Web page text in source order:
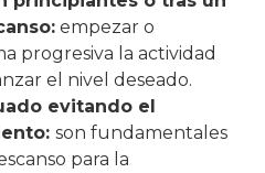
empezar o
progresiva la actividad
el nivel deseado.
evitando el
son fundamentales
para la